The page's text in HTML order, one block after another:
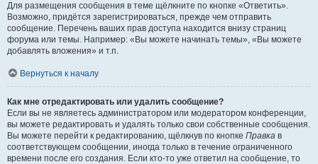
Для размещения сообщения в теме щёлкните по кнопке «Ответить».
Возможно, придётся зарегистрироваться, прежде чем отправить
сообщение. Перечень ваших прав доступа находится внизу страниц
форума или темы. Например: «Вы можете начинать темы», «Вы можете
добавлять вложения» и т.п.
Вернуться к началу
Как мне отредактировать или удалить сообщение?
Если вы не являетесь администратором или модератором конференции,
вы можете редактировать и удалять только свои собственные сообщения.
Вы можете перейти к редактированию, щёлкнув по кнопке Правка в
соответствующем сообщении, иногда только в течение ограниченного
времени после его создания. Если кто-то уже ответил на сообщение, то